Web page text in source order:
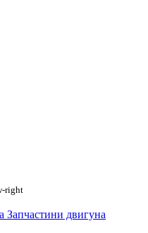
Запчастини двигуна